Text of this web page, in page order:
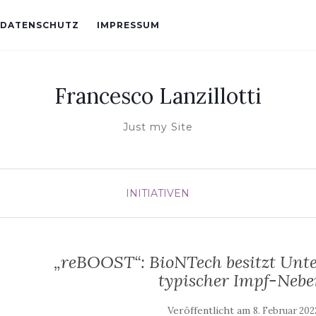
DATENSCHUTZ IMPRESSUM
Francesco Lanzillotti
Just my Site
INITIATIVEN
„reBOOST“: BioNTech besitzt
typischer Impf-
Veröffentlicht am8. Februar